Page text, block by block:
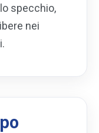
specchio,
nei